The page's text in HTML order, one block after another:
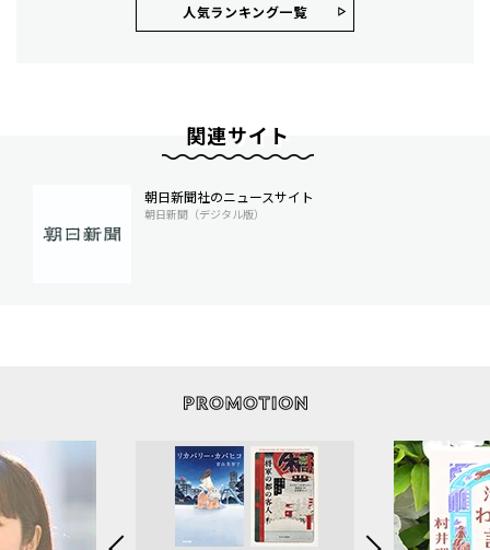
人気ランキング⼀覧
関連サイト
朝日新聞社のニュースサイト
朝日新聞（デジタル版）